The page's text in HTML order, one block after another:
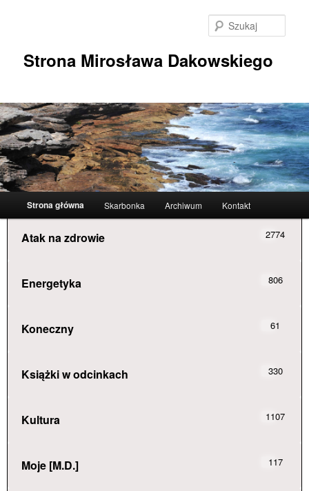
Strona Mirosława Dakowskiego
GłówneStrona główna Skarbonka Archiwum Kontakt
Atak na zdrowie 2774
Energetyka 806
Koneczny 61
Książki w odcinkach 330
Kultura 1107
Moje [M.D.] 117